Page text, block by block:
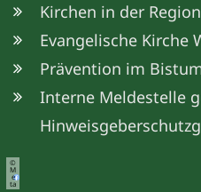
Kirchen in der
Evangelische Kirche
Prävention im
Interne Meldestelle
©
M
e
ta